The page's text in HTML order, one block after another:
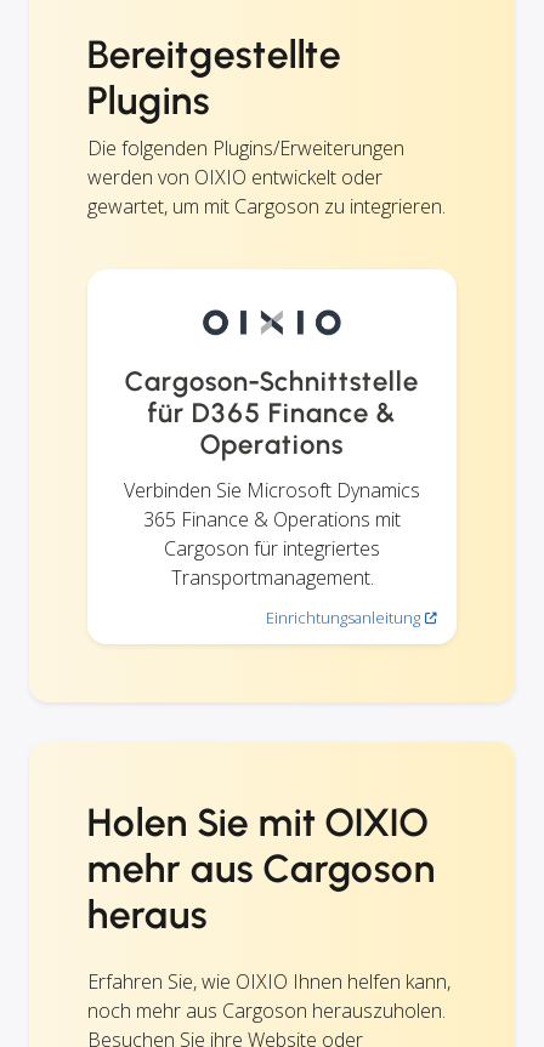
Bereitgestellte
Plugins
Die folgenden Plugins/Erweiterungen
werden von OIXIO entwickelt oder
gewartet, um mit Cargoson zu integrieren.
Cargoson-Schnittstelle
für D365 Finance &
Operations
Verbinden Sie Microsoft Dynamics
365 Finance & Operations mit
Cargoson für integriertes
Transportmanagement.
Einrichtungsanleitung
Holen Sie mit OIXIO
mehr aus Cargoson
heraus
Erfahren Sie, wie OIXIO Ihnen helfen kann,
noch mehr aus Cargoson herauszuholen.
Besuchen Sie ihre Website oder